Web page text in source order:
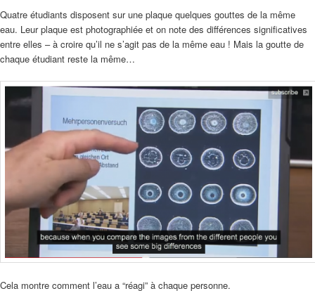
Quatre étudiants disposent sur une plaque quelques gouttes de la même
eau. Leur plaque est photographiée et on note des différences significatives
entre elles – à croire qu’il ne s’agit pas de la même eau ! Mais la goutte de
chaque étudiant reste la même…
Cela montre comment l’eau a “réagi” à chaque personne.